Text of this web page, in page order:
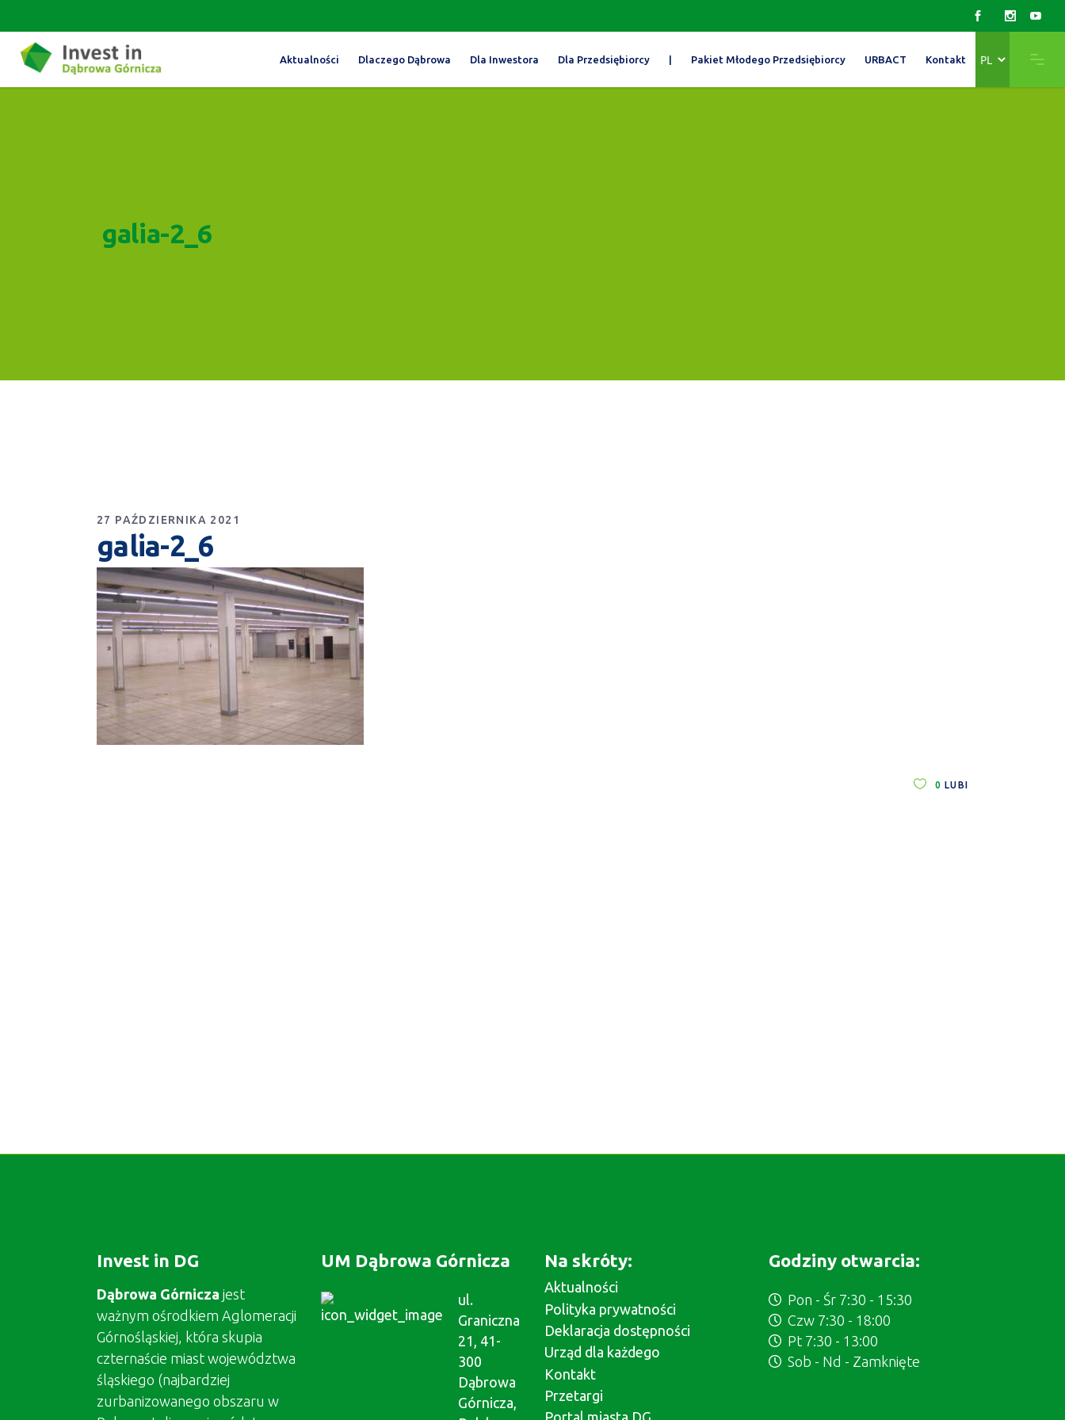
Aktualności Dlaczego Dąbrowa Dla Inwestora Dla Przedsiębiorcy | Pakiet Młodego Przedsiębiorcy URBACT Kontakt
język
galia-2_6
27 PAŹDZIERNIKA 2021
galia-2_6
0 LUBI
Invest in DG
Dąbrowa Górnicza jest
ważnym ośrodkiem Aglomeracji
Górnośląskiej, która skupia
czternaście miast województwa
śląskiego (najbardziej
zurbanizowanego obszaru w
UM Dąbrowa Górnicza
ul.
Graniczna
21, 41-
300
Dąbrowa
Górnicza,
Na skróty:
Aktualności
Polityka prywatności
Deklaracja dostępności
Urząd dla każdego
Kontakt
Przetargi
Godziny otwarcia:
Pon - Śr 7:30 - 15:30
Czw 7:30 - 18:00
Pt 7:30 - 13:00
Sob - Nd - Zamknięte